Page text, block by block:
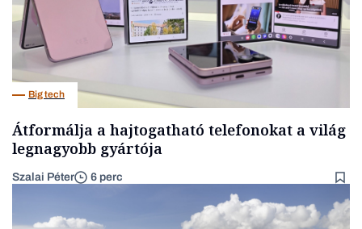
Big tech
Átformálja a hajtogatható telefonokat a világ
legnagyobb gyártója
Szalai Péter 6 perc